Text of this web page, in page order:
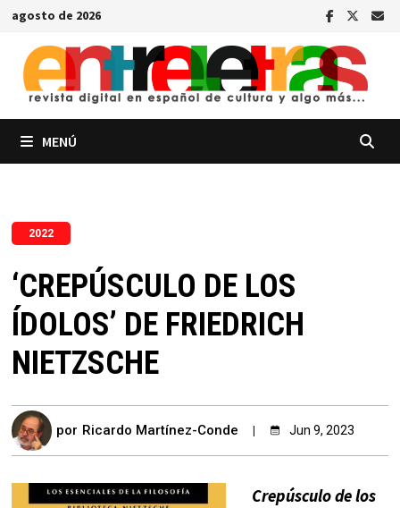
Saltar
contenido
agosto de 2026
MENÚ
2022
‘CREPÚSCULO DE LOS
ÍDOLOS’ DE FRIEDRICH
NIETZSCHE
por Ricardo Martínez-Conde Jun 9, 2023
Crepúsculo de los